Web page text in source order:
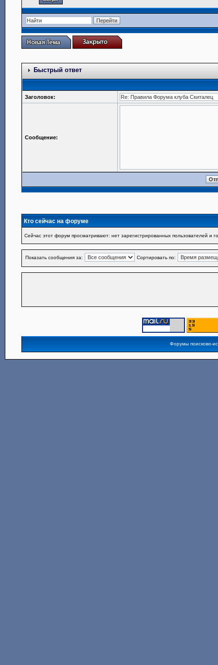
Быстрый ответ
Заголовок:
Сообщение:
Кто сейчас на форуме
Сейчас этот форум просматривают: нет зарегистрированных пользователей и
Показать сообщения за: Сортировать по:
Форумы поисково-